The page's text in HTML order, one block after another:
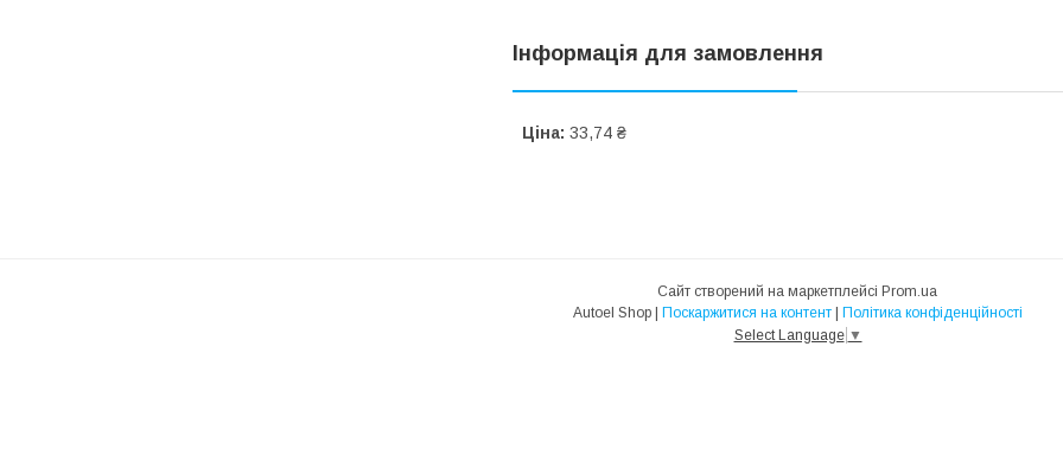
Інформація для замовлення
Ціна: 33,74 ₴
Сайт створений на маркетплейсі Prom.ua
Autoel Shop | Поскаржитися на контент | Політика конфіденційності
Select Language ▼